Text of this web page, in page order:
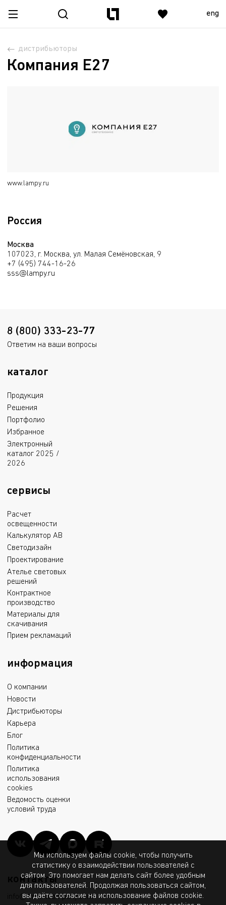
eng
дистрибьюторы
Компания Е27
www.lampy.ru
Россия
Москва
107023, г. Москва, ул. Малая Семёновская, 9
+7 (495) 744-16-26
sss@lampy.ru
8 (800) 333-23-77
Ответим на ваши вопросы
каталог
Продукция
Решения
Портфолио
Избранное
Электронный
каталог 2025 /
2026
сервисы
Расчет
освещенности
Калькулятор АВ
Светодизайн
Проектирование
Ателье световых
решений
Контрактное
производство
Материалы для
скачивания
Прием рекламаций
информация
О компании
Новости
Дистрибьюторы
Карьера
Блог
Политика
конфиденциальности
Политика
использования
cookies
Ведомость оценки
условий труда
контакты
info@msk.ltcompany.com
Мы используем файлы cookie, чтобы получить
статистику о взаимодействии пользователей с
сайтом. Это помогает нам делать сайт более удобным
для пользователей. Продолжая пользоваться сайтом,
вы даёте согласие на использование файлов cookie.